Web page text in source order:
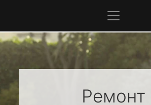
Ремонт